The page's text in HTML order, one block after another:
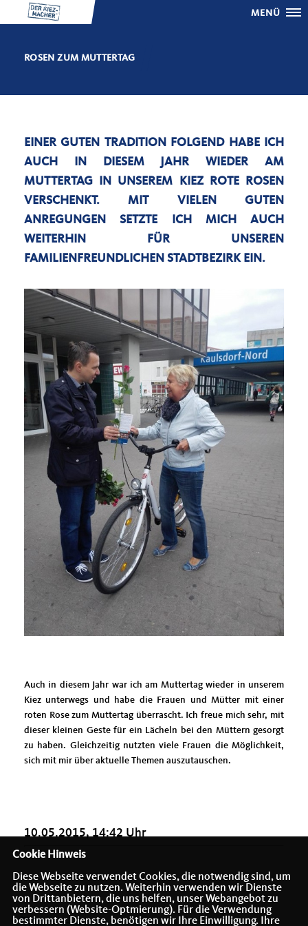
MENÜ
ROSEN ZUM MUTTERTAG
EINER GUTEN TRADITION FOLGEND HABE ICH
AUCH IN DIESEM JAHR WIEDER AM
MUTTERTAG IN UNSEREM KIEZ ROTE ROSEN
VERSCHENKT. MIT VIELEN GUTEN
ANREGUNGEN SETZTE ICH MICH AUCH
WEITERHIN FÜR UNSEREN
FAMILIENFREUNDLICHEN STADTBEZIRK EIN.
Auch in diesem Jahr war ich am Muttertag wieder in unserem
Kiez unterwegs und habe die Frauen und Mütter mit einer
roten Rose zum Muttertag überrascht. Ich freue mich sehr, mit
dieser kleinen Geste für ein Lächeln bei den Müttern gesorgt
zu haben. Gleichzeitig nutzten viele Frauen die Möglichkeit,
sich mit mir über aktuelle Themen auszutauschen.
10.05.2015, 14:42 Uhr
Cookie Hinweis
Diese Webseite verwendet Cookies, die notwendig sind, um
die Webseite zu nutzen. Weiterhin verwenden wir Dienste
von Drittanbietern, die uns helfen, unser Webangebot zu
verbessern (Website-Optmierung). Für die Verwendung
bestimmter Dienste, benötigen wir Ihre Einwilligung. Ihre